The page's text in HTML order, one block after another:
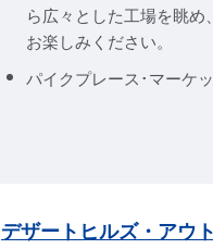
ら広々とした工場を眺
お楽しみください。
パイクプレース･マーケ
デザートヒルズ・アウ